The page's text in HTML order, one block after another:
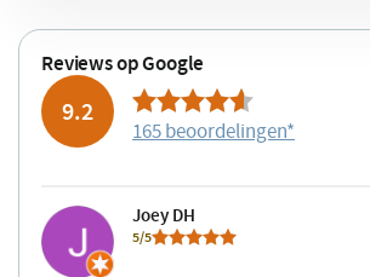
Reviews op Google
9.2
165 beoordelingen*
Joey DH
5/5